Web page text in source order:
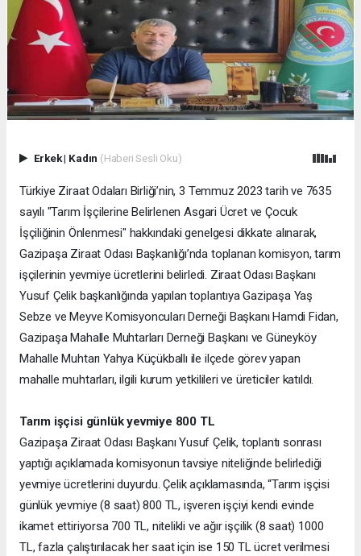
Erkek| Kadın (Haberi Sesli Oku)
Türkiye Ziraat Odaları Birliği’nin, 3 Temmuz 2023 tarih ve 7635
sayılı "Tarım İşçilerine Belirlenen Asgari Ücret ve Çocuk
İşçiliğinin Önlenmesi" hakkındaki genelgesi dikkate alınarak,
Gazipaşa Ziraat Odası Başkanlığı’nda toplanan komisyon, tarım
işçilerinin yevmiye ücretlerini belirledi. Ziraat Odası Başkanı
Yusuf Çelik başkanlığında yapılan toplantıya Gazipaşa Yaş
Sebze ve Meyve Komisyoncuları Derneği Başkanı Hamdi Fidan,
Gazipaşa Mahalle Muhtarları Derneği Başkanı ve Güneyköy
Mahalle Muhtarı Yahya Küçükballı ile ilçede görev yapan
mahalle muhtarları, ilgili kurum yetkilileri ve üreticiler katıldı.
Tarım işçisi günlük yevmiye 800 TL
Gazipaşa Ziraat Odası Başkanı Yusuf Çelik, toplantı sonrası
yaptığı açıklamada komisyonun tavsiye niteliğinde belirlediği
yevmiye ücretlerini duyurdu. Çelik açıklamasında, “Tarım işçisi
günlük yevmiye (8 saat) 800 TL, işveren işçiyi kendi evinde
ikamet ettiriyorsa 700 TL, nitelikli ve ağır işçilik (8 saat) 1000
TL, fazla çalıştırılacak her saat için ise 150 TL ücret verilmesi